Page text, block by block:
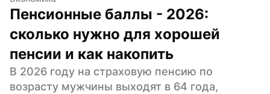
Пенсионные баллы - 2026:
сколько нужно для хорошей
пенсии и как накопить
В 2026 году на страховую пенсию по
возрасту мужчины выходят в 64 года,